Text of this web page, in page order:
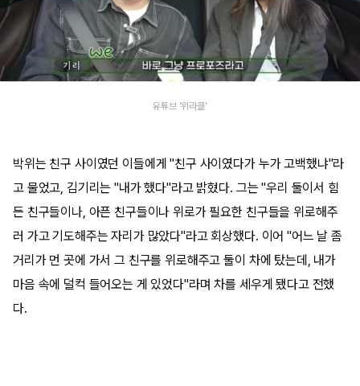
유튜브 '위라클'
박위는 친구 사이였던 이들에게 "친구 사이였다가 누가 고백했냐"라
고 물었고, 김기리는 "내가 했다"라고 밝혔다. 그는 "우리 둘이서 힘
든 친구들이나, 아픈 친구들이나 위로가 필요한 친구들을 위로해주
러 가고 기도해주는 자리가 많았다"라고 회상했다. 이어 "어느 날 좀
거리가 먼 곳에 가서 그 친구를 위로해주고 둘이 차에 탔는데, 내가
마음 속에 덜컥 들어오는 게 있었다"라며 차를 세우게 됐다고 전했
다.